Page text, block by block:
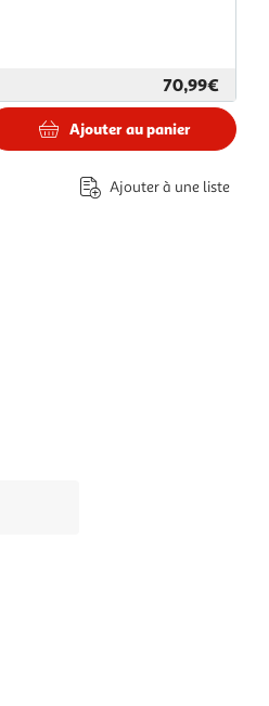
70,99€
Ajouter au panier
Ajouter à une liste